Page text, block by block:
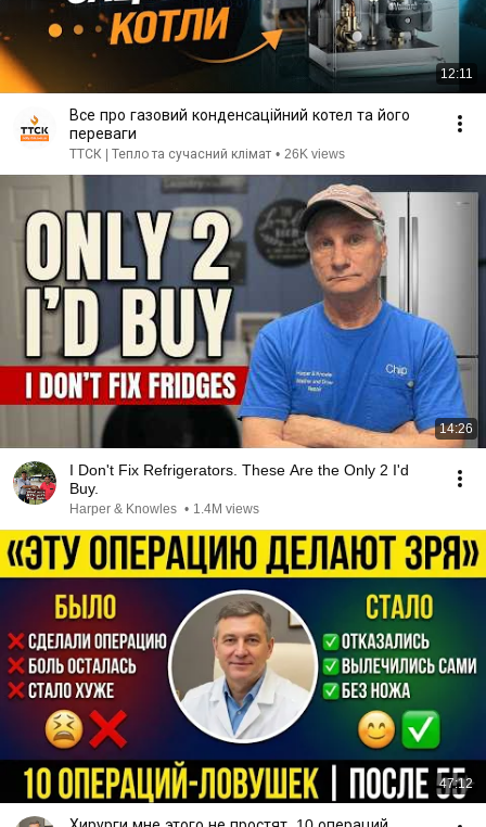
12:11
Все про газовий конденсаційний котел та його
переваги
ТТСК | Тепло та сучасний клімат • 26K views
14:26
I Don't Fix Refrigerators. These Are the Only 2 I'd
Buy.
Harper & Knowles • 1.4M views
47:12